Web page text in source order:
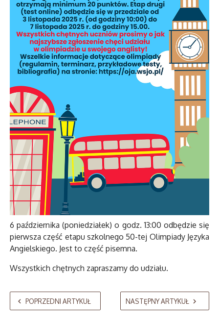
6 października (poniedziałek) o godz. 13:00 odbędzie się
pierwsza część etapu szkolnego 50-tej Olimpiady Języka
Angielskiego. Jest to część pisemna.
Wszystkich chętnych zapraszamy do udziału.
POPRZEDNI ARTYKUŁ NASTĘPNY ARTYKUŁ